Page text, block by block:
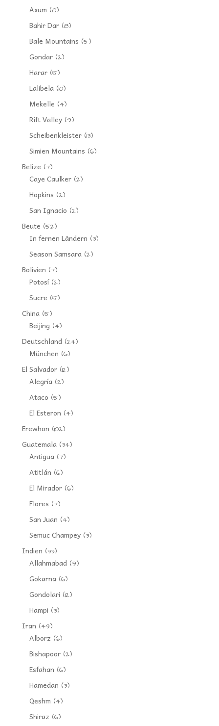
Axum (10)
Bahir Dar(8)
Bale Mountains (5)
Gondar(2)
Harar(5)
Lalibela(10)
Mekelle (4)
Rift Valley(9)
Scheibenkleister(13)
Simien Mountains (6)
Belize (7)
Caye Caulker(2)
Hopkins (2)
San Ignacio (2)
Beute (52)
In fernen Ländern (3)
Season Samsara(2)
Bolivien (7)
Potosí(2)
Sucre (5)
China(5)
Beijing (4)
Deutschland(24)
München (6)
El Salvador(12)
Alegría(2)
Ataco (5)
El Esteron (4)
Erewhon (102)
Guatemala(34)
Antigua(7)
Atitlán (6)
El Mirador(6)
Flores (7)
San Juan (4)
Semuc Champey(3)
Indien (33)
Allahmabad(9)
Gokarna(6)
Gondolari (12)
Hampi (3)
Iran (49)
Alborz (6)
Bishapoor(2)
Esfahan (6)
Hamedan (3)
Qeshm (4)
Shiraz (6)